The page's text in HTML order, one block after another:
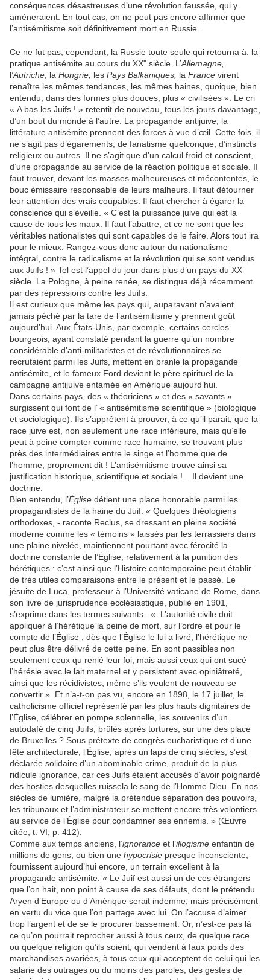
conséquences désastreuses d’une révolution faussée, qui y
amèneraient. En tout cas, on ne peut pas encore affirmer que
l’antisémitisme soit définitivement mort en Russie.
Ce ne fut pas, cependant, la Russie toute seule qui retourna à. la
pratique antisémite au cours du XX" siècle. L’Allemagne,
l’Autriche , la Hongrie, les Pays Balkaniques, la France virent
renaître les mêmes tendances, les mêmes haines, quoique, bien
entendu, dans des formes plus douces, plus « civilisées ». Le cri
« A bas les Juifs ! » retentit de nouveau, tous les jours davantage,
d’un bout du monde à l’autre. La propagande antijuive, la
littérature antisémite prennent des forces à vue d’œil. Cette fois, il
ne s’agit pas d’égarements, de fanatisme quelconque, d’instincts
religieux ou autres. Il ne s’agit que d’un calcul froid et conscient,
d’une propagande au service de la réaction politique et sociale. II
faut trouver, devant les masses malheureuses et mécontentes, le
bouc émissaire responsable de leurs malheurs. Il faut détourner
leur attention des vrais coupables. Il faut chercher à égarer la
conscience qui s’éveille. « C’est la puissance juive qui est la
cause de tous les maux. Il faut l’abattre, et ce ne sont que les
véritables nationalistes qui sont capables de le faire. Alors tout ira
pour le mieux. Rangez-vous donc autour du nationalisme
intégral, contre le radicalisme et la révolution qui se sont vendus
aux Juifs ! » Tel est l’appel du jour dans plus d’un pays du XX
siècle. La Pologne, à peine renée, se distingua déjà récemment
par des répressions contre les Juifs.
Il est curieux que même les pays qui, auparavant n’avaient
jamais péché par la tare de l’antisémitisme y prennent goût
aujourd’hui. Aux États-Unis, par exemple, certains cercles
bourgeois, ayant constaté pendant la guerre qu’un nombre
considérable d’anti-militaristes et de révolutionnaires se
recrutaient parmi les Juifs, mettent en branle la propagande
antisémite, et le fameux Ford devient le père spirituel de la
campagne antijuive entamée en Amérique aujourd’hui.
Dans certains pays, des « théoriciens » et des « savants »
surgissent qui font de l’ « antisémitisme scientifique » (biologique
et sociologique). Ils s’apprêtent à prouver, à ce qu’il parait, que la
race juive est, non seulement une race inférieure, mais qu’elle
peut à peine compter comme race humaine, se trouvant plus
près des intermédiaires entre le singe et l’homme que de
l’homme, proprement dit ! L’antisémitisme trouve ainsi sa
justification historique, scientifique et sociale !... Il devient une
doctrine.
Bien entendu, l’Église détient une place honorable parmi les
propagandistes de la haine du Juif. « Quelques théologiens
orthodoxes, - raconte Reclus, se dressant en pleine société
moderne comme les « témoins » laissés par les terrassiers dans
une plaine nivelée, maintiennent pourtant avec férocité la
doctrine constante de l’Église, relativement à la punition des
hérétiques : c’est ainsi que l’Histoire contemporaine peut établir
de très utiles comparaisons entre le présent et le passé. Le
jésuite de Luca, professeur à l’Université vaticane de Rome, dans
son livre de jurisprudence ecclésiastique, publié en 1901,
s’exprime dans les termes suivants : « .L’autorité civile doit
appliquer à l’hérétique la peine de mort, sur l’ordre et pour le
compte de l’Église ; dès que l’Église le lui a livré, l’hérétique ne
peut plus être délivré de cette peine. En sont passibles non
seulement ceux qu renié leur foi, mais aussi ceux qui ont sucé
l’hérésie avec le lait maternel et y persistent avec opiniâtreté,
ainsi que les récidivistes, même s’ils veulent de nouveau se
convertir ». Et n’a-t-on pas vu, encore en 1898, le 17 juillet, le
catholicisme officiel représenté par les plus hauts dignitaires de
l’Église, célébrer en pompe solennelle, les souvenirs d’un
autodafé de cinq Juifs, brûlés après tortures, sur une des place
de Bruxelles ? Sous prétexte de congrès eucharistique et d’une
fête architecturale, l’Église, après un laps de cinq siècles, s’est
déclarée solidaire d’un abominable crime, produit de la plus
ridicule ignorance, car ces Juifs étaient accusés d’avoir poignardé
des hosties desquelles ruissela le sang de l’Homme Dieu. En nos
siècles de lumière, malgré la prétendue séparation des pouvoirs,
les tribunaux et l’administrateur se mettent encore très volontiers
au service de l’Église pour condamner ses ennemis. » (Œuvre
citée, t. VI, p. 412).
Comme aux temps anciens, l’ignorance et l’illogisme enfantin de
millions de gens, ou bien une hypocrisie presque inconsciente,
fournissent aujourd’hui encore, un terrain excellent à la
propagande antisémite. « Le Juif est aussi un de ces étrangers
que l’on hait, non point à cause de ses défauts, dont le prétendu
Aryen d’Europe ou d’Amérique serait indemne, mais précisément
en vertu du vice que l’on partage avec lui. On l’accuse d’aimer
trop l’argent et de se le procurer bassement. Or, n’est-ce pas là
ce qu’on pourrait reprocher aussi à tous ceux, de quelque race
ou quelque religion qu’ils soient, qui vendent à faux poids des
marchandises avariées, à tous ceux qui acceptent de celui qui les
salarie des outrages ou du moins des paroles, des gestes de